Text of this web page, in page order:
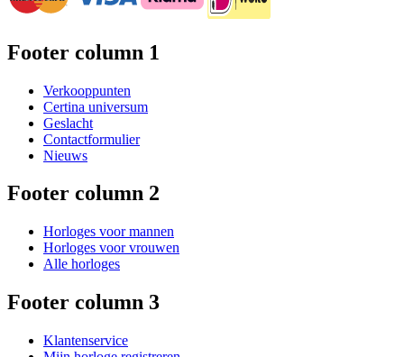
Footer column 1
Verkooppunten
Certina universum
Geslacht
Contactformulier
Nieuws
Footer column 2
Horloges voor mannen
Horloges voor vrouwen
Alle horloges
Footer column 3
Klantenservice